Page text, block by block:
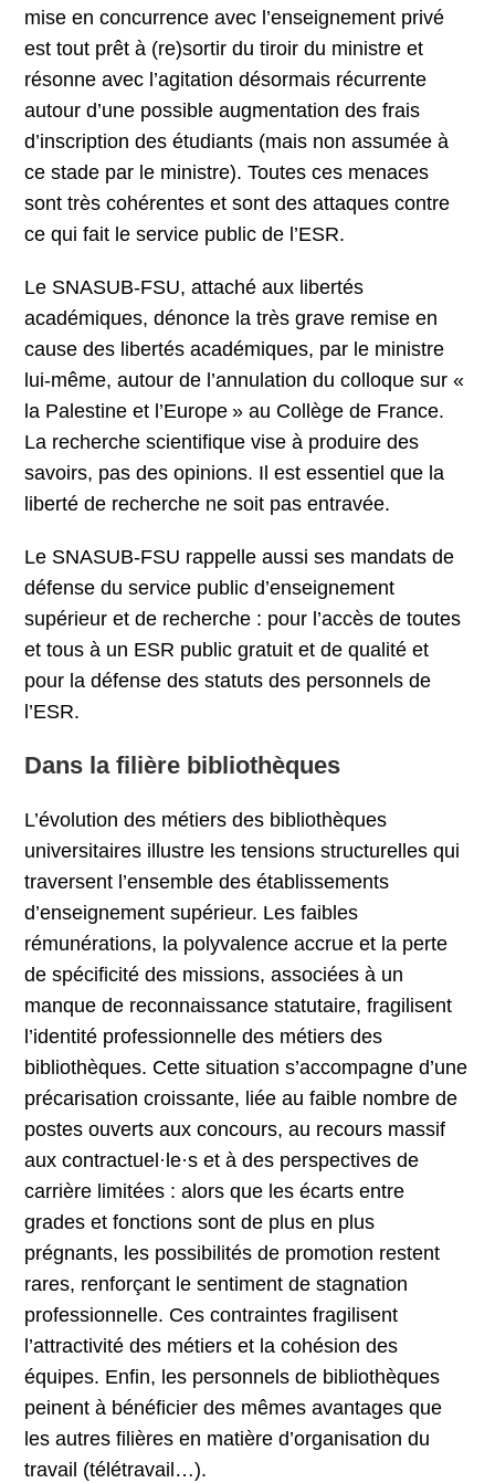
mise en concurrence avec l’enseignement privé
est tout prêt à (re)sortir du tiroir du ministre et
résonne avec l’agitation désormais récurrente
autour d’une possible augmentation des frais
d’inscription des étudiants (mais non assumée à
ce stade par le ministre). Toutes ces menaces
sont très cohérentes et sont des attaques contre
ce qui fait le service public de l’ESR.
Le SNASUB-FSU, attaché aux libertés
académiques, dénonce la très grave remise en
cause des libertés académiques, par le ministre
lui-même, autour de l’annulation du colloque sur «
la Palestine et l’Europe » au Collège de France.
La recherche scientifique vise à produire des
savoirs, pas des opinions. Il est essentiel que la
liberté de recherche ne soit pas entravée.
Le SNASUB-FSU rappelle aussi ses mandats de
défense du service public d’enseignement
supérieur et de recherche : pour l’accès de toutes
et tous à un ESR public gratuit et de qualité et
pour la défense des statuts des personnels de
l’ESR.
Dans la filière bibliothèques
L’évolution des métiers des bibliothèques
universitaires illustre les tensions structurelles qui
traversent l’ensemble des établissements
d’enseignement supérieur. Les faibles
rémunérations, la polyvalence accrue et la perte
de spécificité des missions, associées à un
manque de reconnaissance statutaire, fragilisent
l’identité professionnelle des métiers des
bibliothèques. Cette situation s’accompagne d’une
précarisation croissante, liée au faible nombre de
postes ouverts aux concours, au recours massif
aux contractuel·le·s et à des perspectives de
carrière limitées : alors que les écarts entre
grades et fonctions sont de plus en plus
prégnants, les possibilités de promotion restent
rares, renforçant le sentiment de stagnation
professionnelle. Ces contraintes fragilisent
l’attractivité des métiers et la cohésion des
équipes. Enfin, les personnels de bibliothèques
peinent à bénéficier des mêmes avantages que
les autres filières en matière d’organisation du
travail (télétravail…).